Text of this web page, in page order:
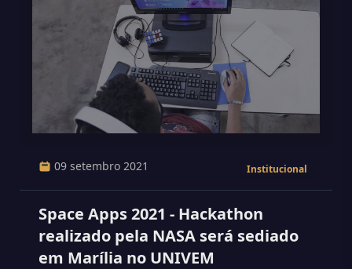
09 setembro 2021 Institucional
Space Apps 2021 - Hackathon
realizado pela NASA será sediado
em Marília no UNIVEM